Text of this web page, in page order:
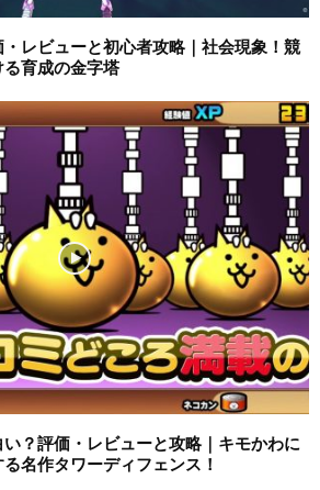
レビューと初心者攻略｜社会現象！競
育成の金字塔
？評価・レビューと攻略｜キモかわに
名作タワーディフェンス！